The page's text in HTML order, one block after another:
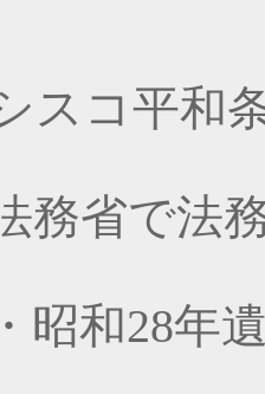
スコ平和
務省で法
昭和28年